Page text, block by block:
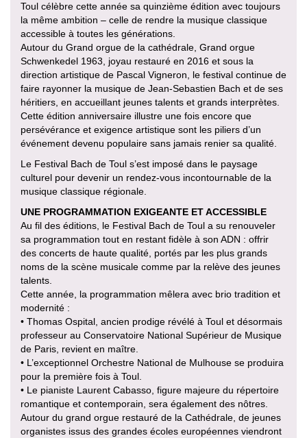
Toul célèbre cette année sa quinzième édition avec toujours
la même ambition – celle de rendre la musique classique
accessible à toutes les générations.
Autour du Grand orgue de la cathédrale, Grand orgue
Schwenkedel 1963, joyau restauré en 2016 et sous la
direction artistique de Pascal Vigneron, le festival continue de
faire rayonner la musique de Jean-Sebastien Bach et de ses
héritiers, en accueillant jeunes talents et grands interprètes.
Cette édition anniversaire illustre une fois encore que
persévérance et exigence artistique sont les piliers d’un
événement devenu populaire sans jamais renier sa qualité.
Le Festival Bach de Toul s’est imposé dans le paysage
culturel pour devenir un rendez-vous incontournable de la
musique classique régionale.
UNE PROGRAMMATION EXIGEANTE ET ACCESSIBLE
Au fil des éditions, le Festival Bach de Toul a su renouveler
sa programmation tout en restant fidèle à son ADN : offrir
des concerts de haute qualité, portés par les plus grands
noms de la scène musicale comme par la relève des jeunes
talents.
Cette année, la programmation mêlera avec brio tradition et
modernité :
• Thomas Ospital, ancien prodige révélé à Toul et désormais
professeur au Conservatoire National Supérieur de Musique
de Paris, revient en maître.
• L’exceptionnel Orchestre National de Mulhouse se produira
pour la première fois à Toul.
• Le pianiste Laurent Cabasso, figure majeure du répertoire
romantique et contemporain, sera également des nôtres.
Autour du grand orgue restauré de la Cathédrale, de jeunes
organistes issus des grandes écoles européennes viendront